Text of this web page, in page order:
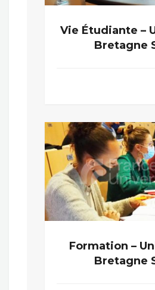
Vie Étudiante –
Bretagne
Formation –
Bretagne